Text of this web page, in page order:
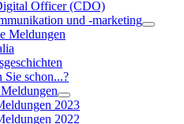
Officer (CDO)
und -marketing
Meldungen
Sie schon...?
2023
2022